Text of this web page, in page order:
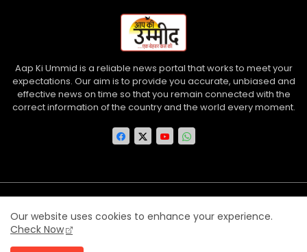
Aap Ki Ummid is a reliable news portal that works to meet your
expectations. Our aim is to provide you accurate, unbiased and
effective news on time so that you remain connected with the
correct information of the country and the world every moment.
Disclaimer
Terms and Conditions
Our website uses cookies to enhance your experience.
Check Now